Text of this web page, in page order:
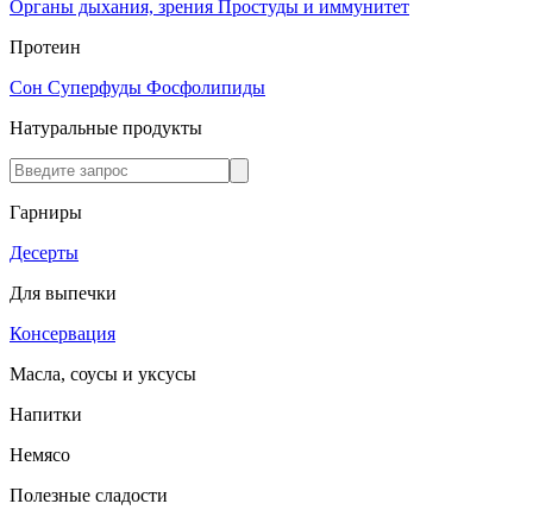
Органы дыхания, зрения Простуды и иммунитет
Протеин
Сон Суперфуды Фосфолипиды
Натуральные продукты
Гарниры
Десерты
Для выпечки
Консервация
Масла, соусы и уксусы
Напитки
Немясо
Полезные сладости